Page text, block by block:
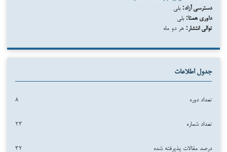
دسترسی آزاد: بلی
داوری همتا: بلی
توالی انتشار: هر دو ماه
جدول اطلاعات
تعداد دوره ۸
تعداد شماره ۲۳
درصد مقالات پذیرفته شده ۳۲